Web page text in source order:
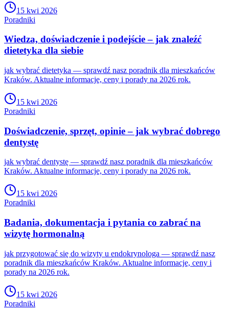
15 kwi 2026
Poradniki
Wiedza, doświadczenie i podejście – jak znaleźć
dietetyka dla siebie
jak wybrać dietetyka — sprawdź nasz poradnik dla mieszkańców
Kraków. Aktualne informacje, ceny i porady na 2026 rok.
15 kwi 2026
Poradniki
Doświadczenie, sprzęt, opinie – jak wybrać dobrego
dentystę
jak wybrać dentystę — sprawdź nasz poradnik dla mieszkańców
Kraków. Aktualne informacje, ceny i porady na 2026 rok.
15 kwi 2026
Poradniki
Badania, dokumentacja i pytania co zabrać na
wizytę hormonalną
jak przygotować się do wizyty u endokrynologa — sprawdź nasz
poradnik dla mieszkańców Kraków. Aktualne informacje, ceny i
porady na 2026 rok.
15 kwi 2026
Poradniki